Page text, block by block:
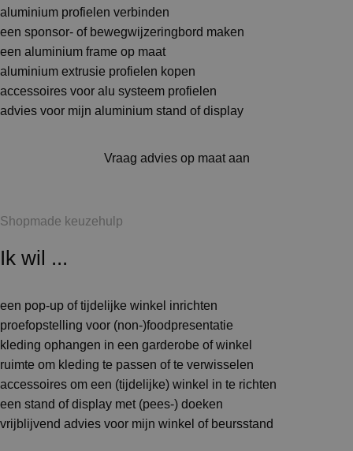
aluminium profielen verbinden
een sponsor- of bewegwijzeringbord maken
een aluminium frame op maat
aluminium extrusie profielen kopen
accessoires voor alu systeem profielen
advies voor mijn aluminium stand of display
Vraag advies op maat aan
Shopmade keuzehulp
Ik wil ...
een pop-up of tijdelijke winkel inrichten
proefopstelling voor (non-)foodpresentatie
kleding ophangen in een garderobe of winkel
ruimte om kleding te passen of te verwisselen
accessoires om een (tijdelijke) winkel in te richten
een stand of display met (pees-) doeken
vrijblijvend advies voor mijn winkel of beursstand